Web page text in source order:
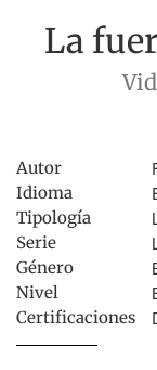
La
Autor
Idioma
Tipología
Serie
Género
Nivel
Certificaciones